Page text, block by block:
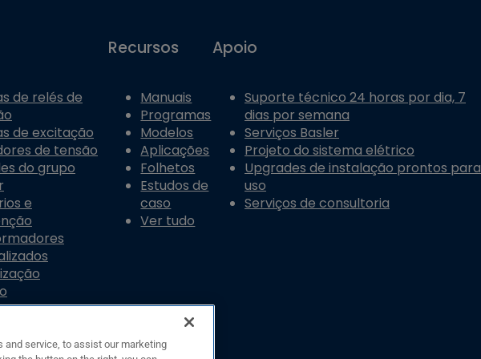
de relés de
de excitação
de tensão
do grupo
e
Recursos
Manuais
Programas
Modelos
Aplicações
Folhetos
Estudos de
caso
Ver tudo
Apoio
Suporte técnico 24 horas por dia, 7
dias por semana
Serviços Basler
Projeto do sistema elétrico
Upgrades de instalação prontos para
uso
Serviços de consultoria
and service, to assist our marketing